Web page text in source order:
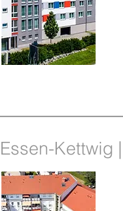
Essen-Kettwig
bei Essen